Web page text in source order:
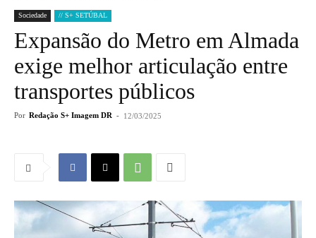
Sociedade // S+ SETÚBAL
Expansão do Metro em Almada
exige melhor articulação entre
transportes públicos
Por Redação S+ Imagem DR - 12/03/2025